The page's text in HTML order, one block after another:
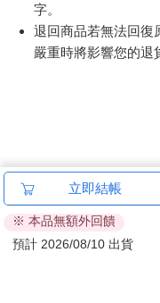
字。
退回商品若無法回復
嚴重時將影響您的退
立即結帳
※ 本品無額外回饋
預計 2026/08/10 出貨